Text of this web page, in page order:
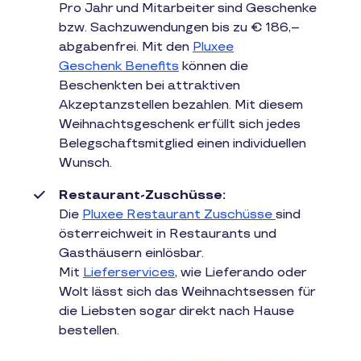
Pro Jahr und Mitarbeiter sind Geschenke
bzw. Sachzuwendungen bis zu € 186,–
abgabenfrei. Mit den Pluxee
Geschenk Benefits können die
Beschenkten bei attraktiven
Akzeptanzstellen bezahlen. Mit diesem
Weihnachtsgeschenk erfüllt sich jedes
Belegschaftsmitglied einen individuellen
Wunsch.
Restaurant-Zuschüsse:
Die Pluxee Restaurant Zuschüsse sind
österreichweit in Restaurants und
Gasthäusern einlösbar.
Mit Lieferservices, wie Lieferando oder
Wolt lässt sich das Weihnachtsessen für
die Liebsten sogar direkt nach Hause
bestellen.